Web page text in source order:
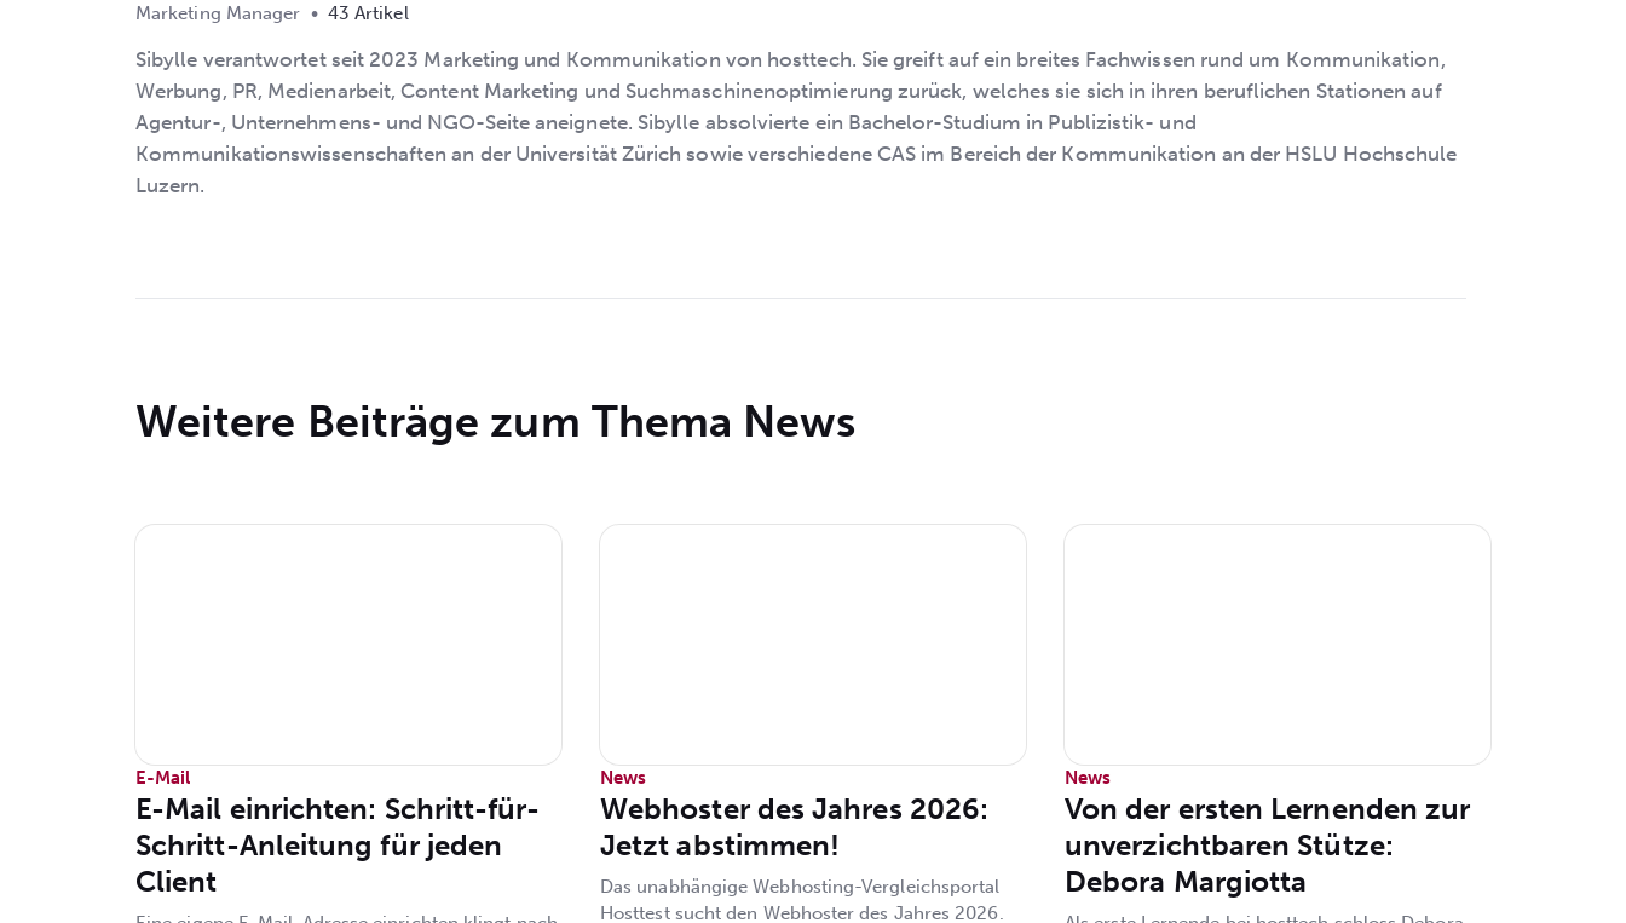
Marketing Manager • 43 Artikel
Sibylle verantwortet seit 2023 Marketing und Kommunikation von hosttech. Sie greift auf ein breites Fachwissen rund um Kommunikation,
Werbung, PR, Medienarbeit, Content Marketing und Suchmaschinenoptimierung zurück, welches sie sich in ihren beruflichen Stationen auf
Agentur-, Unternehmens- und NGO-Seite aneignete. Sibylle absolvierte ein Bachelor-Studium in Publizistik- und
Kommunikationswissenschaften an der Universität Zürich sowie verschiedene CAS im Bereich der Kommunikation an der HSLU Hochschule
Luzern.
Weitere Beiträge zum Thema News
E-Mail
E-Mail einrichten: Schritt-für-
Schritt-Anleitung für jeden
Client
News
Webhoster des Jahres 2026:
Jetzt abstimmen!
Das unabhängige Webhosting-Vergleichsportal
Hosttest sucht den Webhoster des Jahres 2026.
News
Von der ersten Lernenden zur
unverzichtbaren Stütze:
Debora Margiotta